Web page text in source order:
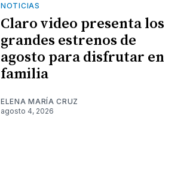
NOTICIAS
Claro video presenta los
grandes estrenos de
agosto para disfrutar en
familia
ELENA MARÍA CRUZ
agosto 4, 2026